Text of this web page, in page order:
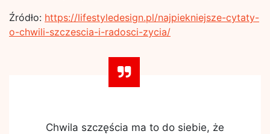
Źródło: https://lifestyledesign.pl/najpiekniejsze-cytaty-
o-chwili-szczescia-i-radosci-zycia/
Chwila szczęścia ma to do siebie, że